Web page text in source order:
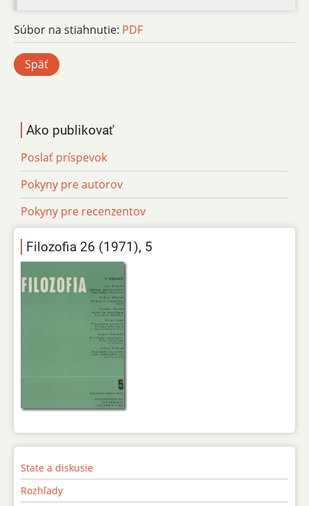
Súbor na stiahnutie: PDF
Späť
Ako publikovať
Poslať príspevok
Pokyny pre autorov
Pokyny pre recenzentov
Filozofia 26 (1971), 5
State a diskusie
Rozhľady